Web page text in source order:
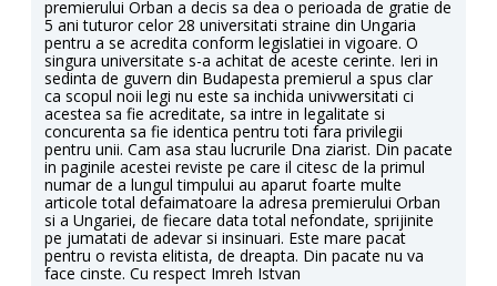
premierului Orban a decis sa dea o perioada de gratie de
5 ani tuturor celor 28 universitati straine din Ungaria
pentru a se acredita conform legislatiei in vigoare. O
singura universitate s-a achitat de aceste cerinte. Ieri in
sedinta de guvern din Budapesta premierul a spus clar
ca scopul noii legi nu este sa inchida univwersitati ci
acestea sa fie acreditate, sa intre in legalitate si
concurenta sa fie identica pentru toti fara privilegii
pentru unii. Cam asa stau lucrurile Dna ziarist. Din pacate
in paginile acestei reviste pe care il citesc de la primul
numar de a lungul timpului au aparut foarte multe
articole total defaimatoare la adresa premierului Orban
si a Ungariei, de fiecare data total nefondate, sprijinite
pe jumatati de adevar si insinuari. Este mare pacat
pentru o revista elitista, de dreapta. Din pacate nu va
face cinste. Cu respect Imreh Istvan